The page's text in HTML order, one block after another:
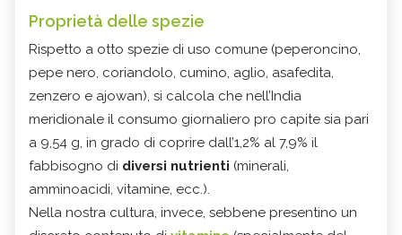
Proprietà delle spezie
Rispetto a otto spezie di uso comune (peperoncino,
pepe nero, coriandolo, cumino, aglio, asafedita,
zenzero e ajowan), si calcola che nell’India
meridionale il consumo giornaliero pro capite sia pari
a 9,54 g, in grado di coprire dall’1,2% al 7,9% il
fabbisogno di diversi nutrienti (minerali,
amminoacidi, vitamine, ecc.).
Nella nostra cultura, invece, sebbene presentino un